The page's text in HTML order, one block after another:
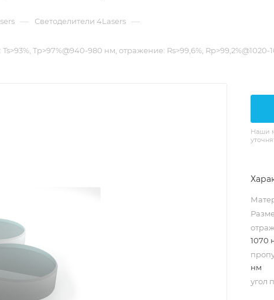
— Светоделители 4Lasers —
Tp>97%@940-980 нм, отражение: Rs>99,6%, Rp>99,2%@1020-
Наши
1070
нм
угол